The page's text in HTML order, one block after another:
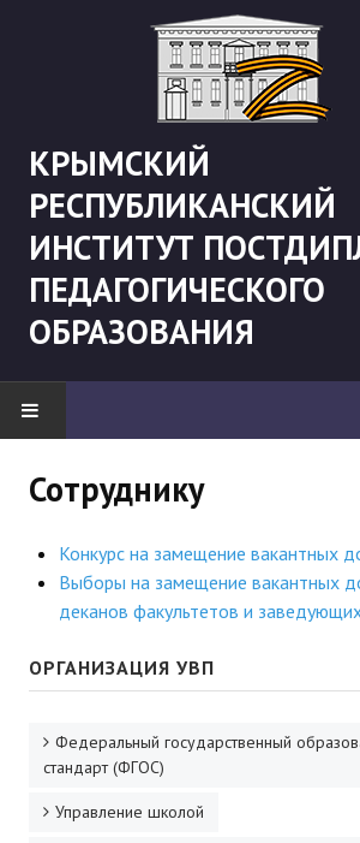
КРЫМСКИЙ
РЕСПУБЛИКАНСКИЙ
ИНСТИТУТ
ПЕДАГОГИЧЕСКОГО
ОБРАЗОВАНИЯ
Будни института
АНОНСЫ
ИНСТИТУТ
Противодействие коррупции
Сотруднику
Конкурс на замещение вакантных
Выборы на замещение вакантных
деканов факультетов и
ОРГАНИЗАЦИЯ УВП
Федеральный государственный
стандарт (ФГОС)
Управление школой